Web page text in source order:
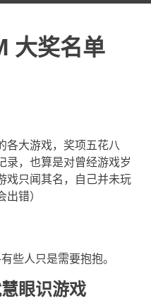
大奖名单
各大游戏，奖项五花八
录，也算是对曾经游戏岁
戏只闻其名，自己并未玩
错）
人只是需要抱抱。
眼识游戏